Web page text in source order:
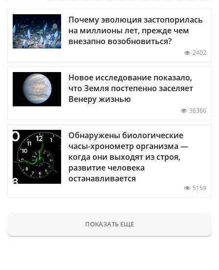
Почему эволюция застопорилась
на миллионы лет, прежде чем
внезапно возобновиться?
2402
Новое исследование показало,
что Земля постепенно заселяет
Венеру жизнью
36366
Обнаружены биологические
часы-хронометр организма —
когда они выходят из строя,
развитие человека
останавливается
5159
ПОКАЗАТЬ ЕЩЕ